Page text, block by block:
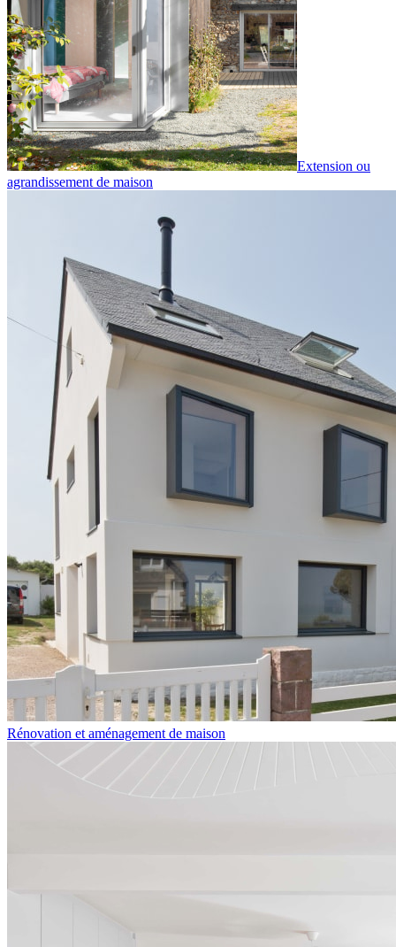
Extension ou
agrandissement de maison
Rénovation et aménagement de maison